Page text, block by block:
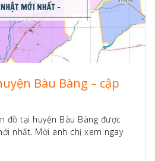
Bàu Bàng – cập
đồ tại huyện Bàu Bàng được
nhất. Mời anh chị xem ngay